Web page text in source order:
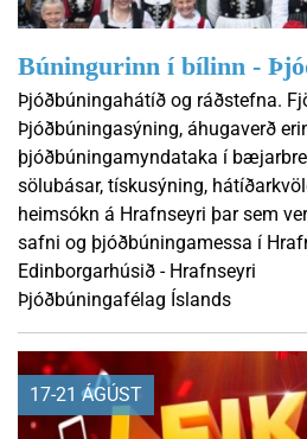
Búningurinn í bílinn -
Þjóðbúningahátíð og ráðstefna.
Þjóðbúningasýning, áhugaverð
þjóðbúningamyndataka í
sölubásar, tískusýning,
heimsókn á Hrafnseyri þar sem
safni og þjóðbúningamessa í
Edinborgarhúsið - Hrafnseyri
Þjóðbúningafélag Íslands
17-21 ÁGÚST